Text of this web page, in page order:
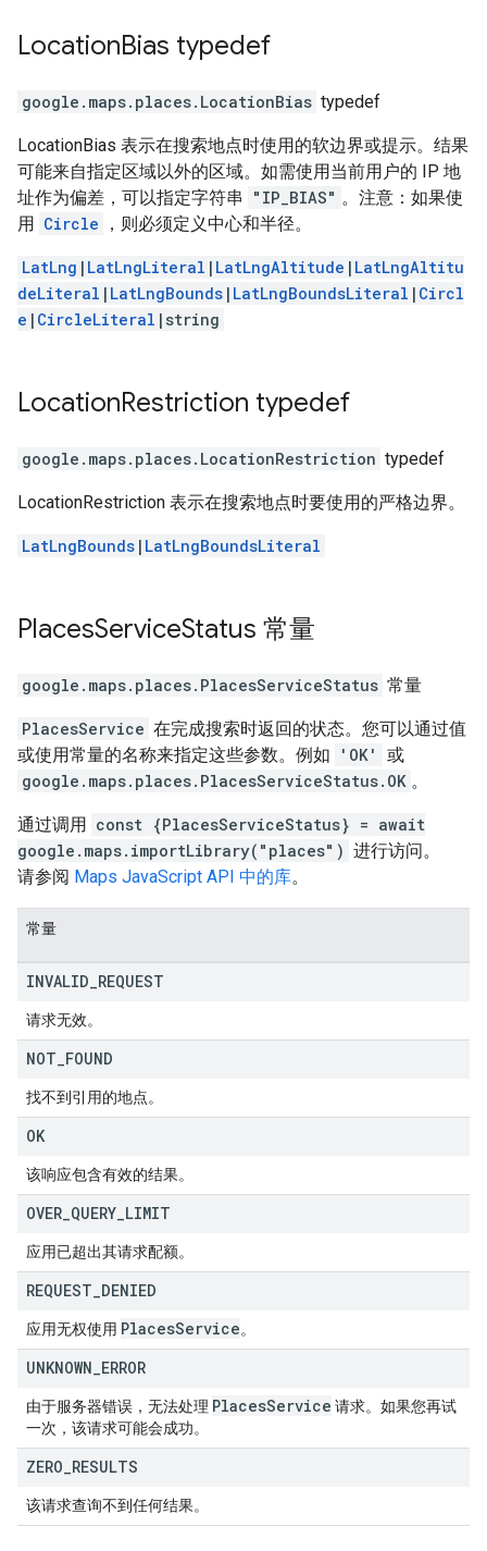
LocationBias typedef
google.maps.places. LocationBias typedef
LocationBias 表示在搜索地点时使用的软边界或提示。结果
可能来自指定区域以外的区域。如需使用当前用户的 IP 地
址作为偏差，可以指定字符串
"IP_BIAS" 。注意：如果使
用 Circle ，则必须定义中心和半径。
LatLng | LatLngLiteral | LatLngAltitude | LatLngAltitu
deLiteral | LatLngBounds | LatLngBoundsLiteral | Circl
e | CircleLiteral |string
LocationRestriction typedef
google.maps.places. LocationRestriction typedef
LocationRestriction 表示在搜索地点时要使用的严格边界。
LatLngBounds | LatLngBoundsLiteral
PlacesServiceStatus 常量
google.maps.places. PlacesServiceStatus 常量
PlacesService 在完成搜索时返回的状态。您可以通过值
或使用常量的名称来指定这些参数。例如
'OK'
或
google.maps.places.PlacesServiceStatus.OK 。
通过调用 const {PlacesServiceStatus} = await
google.maps.importLibrary("places") 进行访问。
请参阅 Maps JavaScript API 中的库。
常量
INVALID REQUEST
请求无效。
NOT FOUND
找不到引用的地点。
OK
该响应包含有效的结果。
OVER QUERY LIMIT
应用已超出其请求配额。
REQUEST DENIED
应用无权使用 PlacesService。
UNKNOWN ERROR
由于服务器错误，无法处理 PlacesService 请求。如果您再试
一次，该请求可能会成功。
ZERO RESULTS
该请求查询不到任何结果。